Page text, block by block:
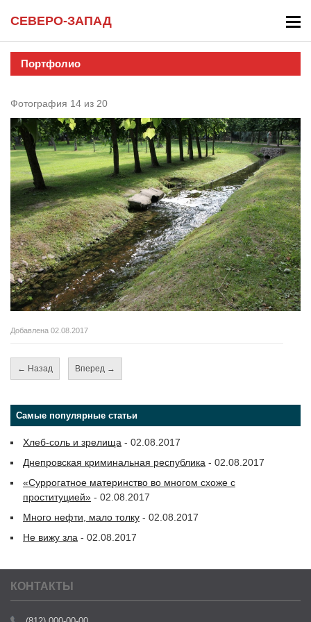
СЕВЕРО-ЗАПАД
Портфолио
Фотография 14 из 20
Добавлена 02.08.2017
← Назад Вперед →
Самые популярные статьи
Хлеб-соль и зрелища - 02.08.2017
Днепровская криминальная республика - 02.08.2017
«Суррогатное материнство во многом схоже с
проституцией» - 02.08.2017
Много нефти, мало толку - 02.08.2017
Не вижу зла - 02.08.2017
КОНТАКТЫ